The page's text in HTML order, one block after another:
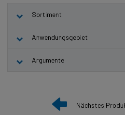
Sortiment
Anwendungsgebiet
Argumente
Nächstes